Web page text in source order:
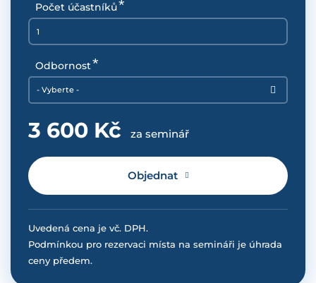
Počet účastníků
Odbornost
- Vyberte -
3 600 Kč za seminář
Objednat
Uvedená cena je vč. DPH.
Podmínkou pro rezervaci místa na semináři je úhrada
ceny předem.